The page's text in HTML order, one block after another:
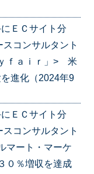
ＥＣサイト分
コンサルタント
ｆａｉｒ」> 米
進化（2024年9
ＥＣサイト分
コンサルタント
ート・マーケ
０％増収を達成